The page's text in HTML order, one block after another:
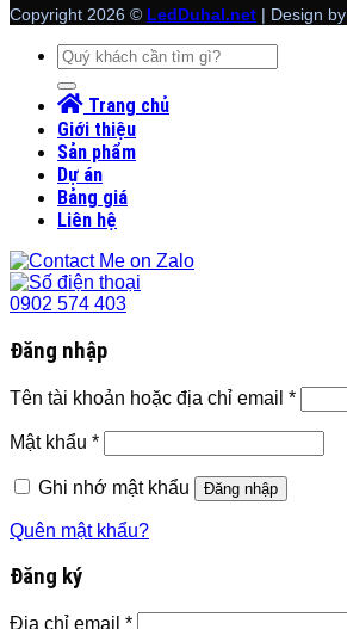
Copyright 2026 © LedDuhal.net | Design by
Tìm
kiếm:
Trang chủ
Giới thiệu
Sản phẩm
Dự án
Bảng giá
Liên hệ
0902 574 403
Đăng nhập
Tên tài khoản hoặc địa chỉ email *
Mật khẩu *
Ghi nhớ mật khẩu Đăng nhập
Quên mật khẩu?
Đăng ký
Địa chỉ email *